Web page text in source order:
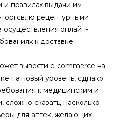
и правилах выдачи им
рецептурными
осуществления онлайн-
к доставке.
вывести e-commerce на
на новый уровень, однако
к медицинским и
сложно сказать, насколько
для аптек, желающих